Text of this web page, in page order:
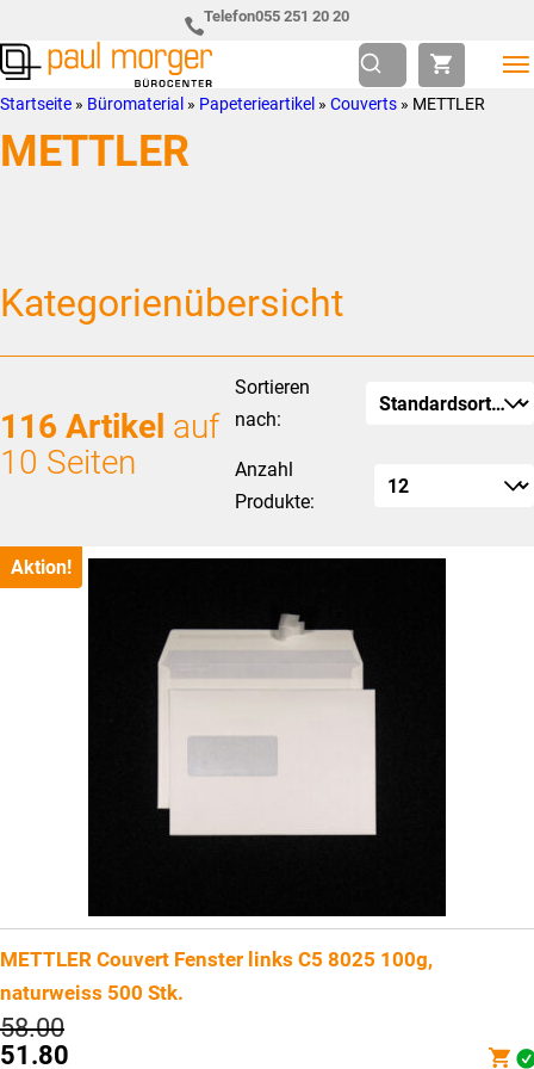
Hauptnavigation
springen
to
main
content
Telefon055 251 20 20
Paul
Morger
AG
so
individuell
wie
Startseite » Büromaterial » Papeterieartikel » Couverts » METTLER
METTLER
Kategorienübersicht
116 Artikel auf
10 Seiten
Sortieren
nach:
Anzahl
Produkte:
Aktion!
METTLER Couvert Fenster links C5 8025 100g,
naturweiss 500 Stk.
58.00Ursprünglicher
Preis
51.80